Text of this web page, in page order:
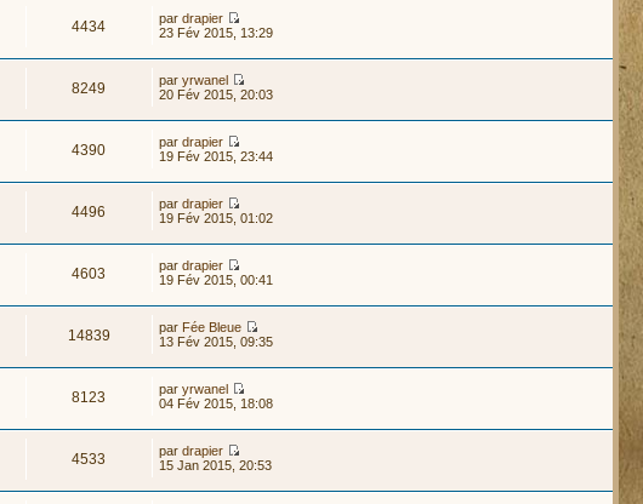
4434 pardrapier
23 Fév 2015, 13:29
8249 paryrwanel
20 Fév 2015, 20:03
4390 pardrapier
19 Fév 2015, 23:44
4496 pardrapier
19 Fév 2015, 01:02
4603 pardrapier
19 Fév 2015, 00:41
14839 par Fée Bleue
13 Fév 2015, 09:35
8123 paryrwanel
04 Fév 2015, 18:08
4533 pardrapier
15 Jan 2015, 20:53